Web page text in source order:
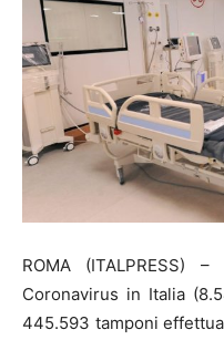
ROMA
Coronavirus in Italia
445.593 tamponi